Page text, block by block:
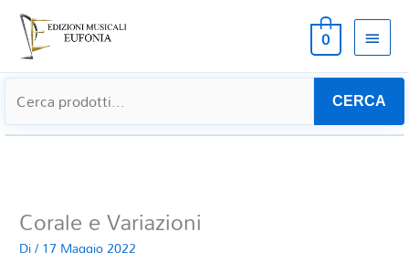
0
CERCA
Corale e Variazioni